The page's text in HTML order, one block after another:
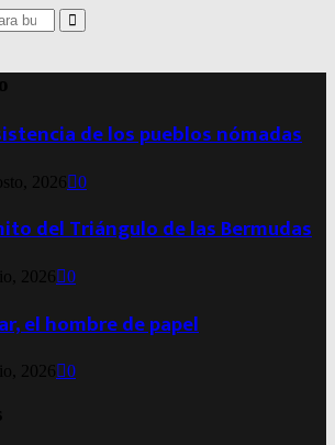
Search
de los pueblos nómadas
2026 0
del Triángulo de las Bermudas
2026 0
el hombre de papel
2026 0